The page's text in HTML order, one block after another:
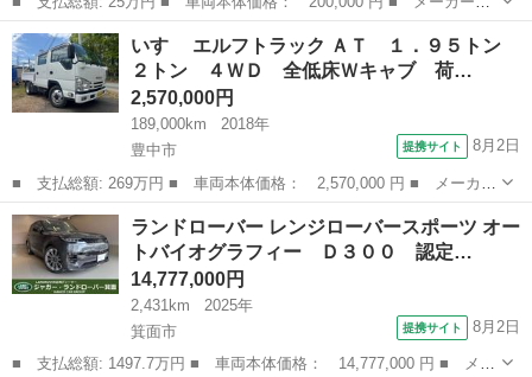
名： スマート ■ 車種名： スマートＫ ■ グレード名： ベース
グレード ＥＴＣアルミ ■ 排気量： 600cc ■ ドア枚数： クーペ
■ ...
大阪 堺市 その他
いすゞ エルフトラック ＡＴ １．９５トン
２トン ４ＷＤ 全低床Ｗキャブ 荷…
2,570,000円
189,000km
2018年
豊中市
提携サイト 8月2日
■ 支払総額: 269万円 ■ 車両本体価格： 2,570,000 円 ■ メーカー
名： いすゞ ■ 車種名： エルフトラック ■ グレード名： Ａ
Ｔ １．９５トン ２トン ４ＷＤ 全低床Ｗキャブ 荷台板張 ナ
ビ ＴＶ Ｂ...
大阪 豊中市 その他
ランドローバー レンジローバースポーツ オー
トバイオグラフィー Ｄ３００ 認定…
14,777,000円
2,431km
2025年
箕面市
提携サイト 8月2日
■ 支払総額: 1497.7万円 ■ 車両本体価格： 14,777,000 円 ■ メー